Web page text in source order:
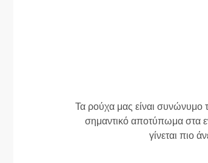
Τα ρούχα μας είναι συνώνυμο
σημαντικό αποτύπωμα στα
γίνεται πιο